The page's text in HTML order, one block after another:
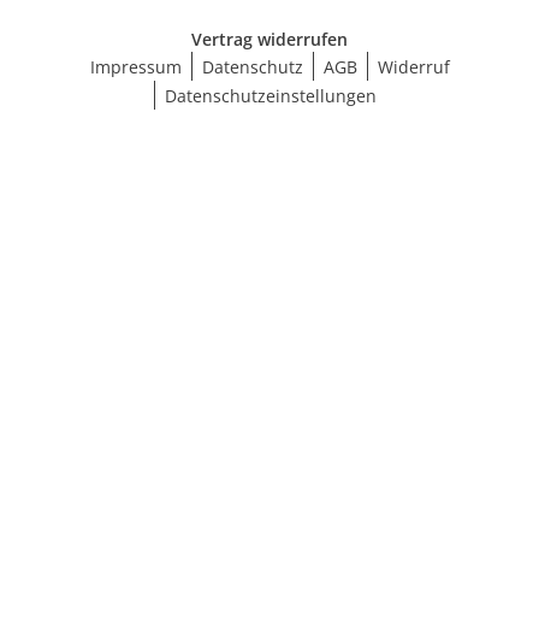
Vertrag widerrufen
Impressum
Datenschutz AGB
Widerruf
Datenschutzeinstellungen